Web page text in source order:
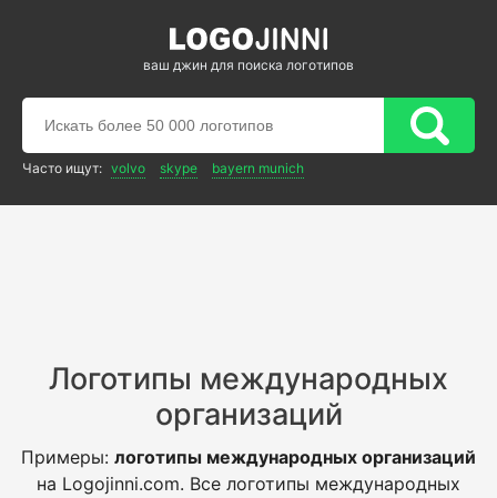
ваш джин для поиска логотипов
Часто ищут: volvo skype bayern munich
Логотипы международных
организаций
Примеры: логотипы международных организаций
на Logojinni.com. Все логотипы международных